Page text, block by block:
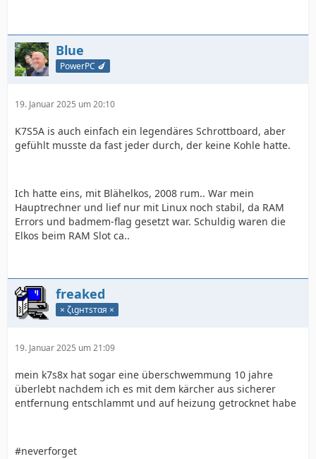
Blue
PowerPC 🍆
19. Januar 2025 um 20:10
K7S5A is auch einfach ein legendäres Schrottboard, aber
gefühlt musste da fast jeder durch, der keine Kohle hatte.
Ich hatte eins, mit Blähelkos, 2008 rum.. War mein
Hauptrechner und lief nur mit Linux noch stabil, da RAM
Errors und badmem-flag gesetzt war. Schuldig waren die
Elkos beim RAM Slot ca..
freaked
× ζιgнтѕтαя ×
19. Januar 2025 um 21:09
mein k7s8x hat sogar eine überschwemmung 10 jahre
überlebt nachdem ich es mit dem kärcher aus sicherer
entfernung entschlammt und auf heizung getrocknet habe
#neverforget